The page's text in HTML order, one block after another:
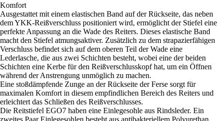
Komfort
Ausgestattet mit einem elastischen Band auf der Rückseite, das neben
dem YKK-Reißverschluss positioniert wird, ermöglicht der Stiefel eine
perfekte Anpassung an die Wade des Reiters. Dieses elastische Band
macht den Stiefel atmungsaktiver. Zusätzlich zu dem strapazierfähigen
Verschluss befindet sich auf dem oberen Teil der Wade eine
Lederlasche, die aus zwei Schichten besteht, wobei eine der beiden
Schichten eine Kerbe für den Reißverschlusskopf hat, um ein Öffnen
während der Anstrengung unmöglich zu machen.
Eine stoßdämpfende Zunge an der Rückseite der Ferse sorgt für
maximalen Komfort in diesem empfindlichen Bereich des Reiters und
erleichtert das Schließen des Reißverschlusses.
Die Reitstiefel EGO7 haben eine Einlegesohle aus Rindsleder. Ein
zweites Paar Einlegesohlen besteht aus antibakteriellem Polyurethan,